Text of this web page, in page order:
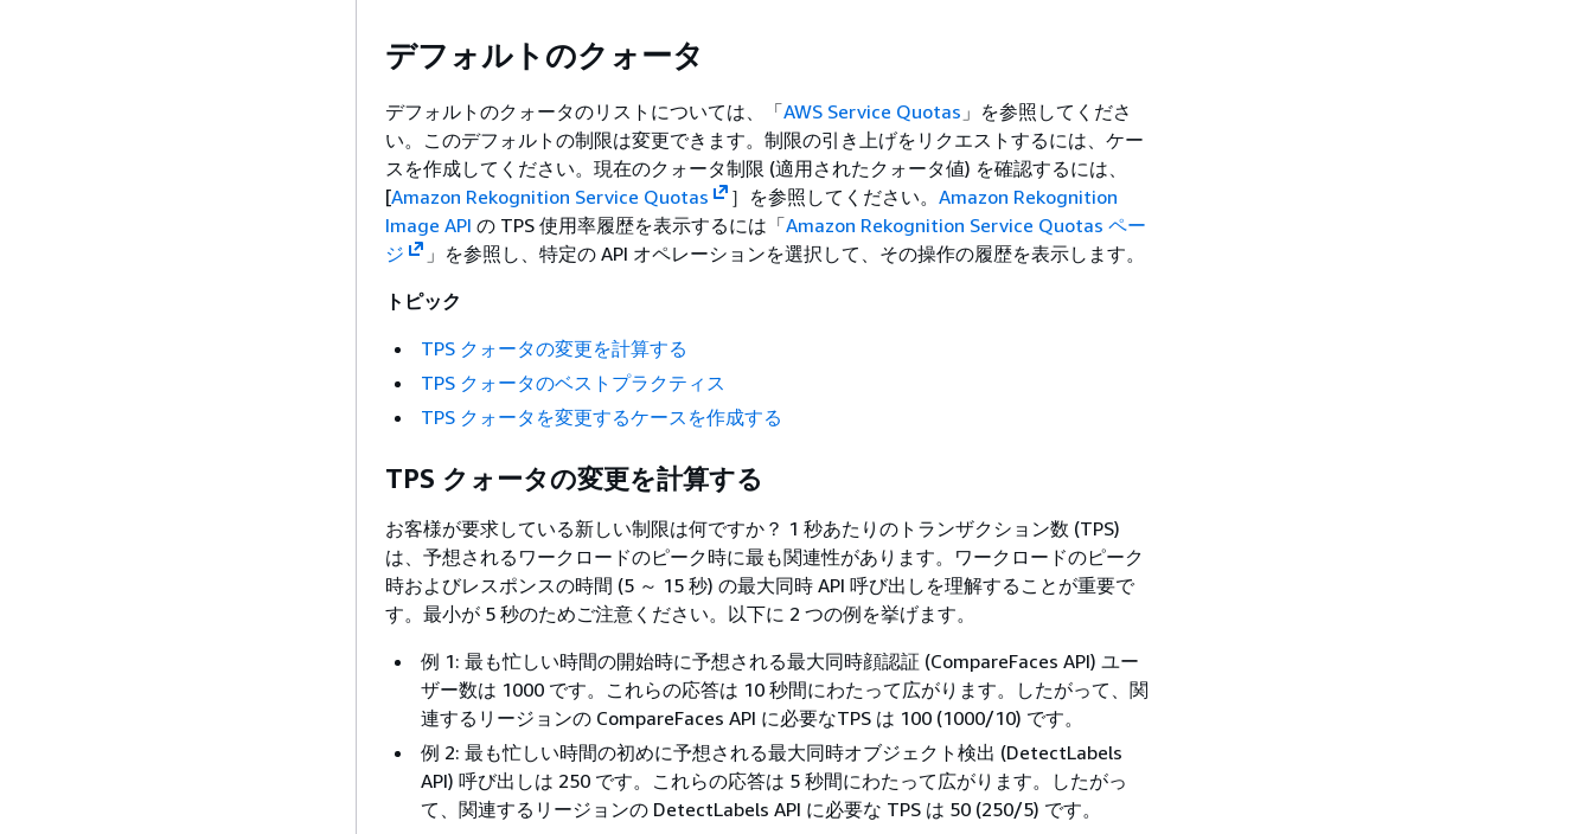
デフォルトのクォータ
デフォルトのクォータのリストについては、「AWS Service Quotas 」を参照してくださ
い。このデフォルトの制限は変更できます。制限の引き上げをリクエストするには、ケー
スを作成してください。現在のクォータ制限 (適用されたクォータ値) を確認するには、
[Amazon Rekognition Service Quotas ］を参照してください。 Amazon Rekognition
Image API の TPS 使用率履歴を表示するには「Amazon Rekognition Service Quotas ペー
ジ
」を参照し、特定の API オペレーションを選択して、その操作の履歴を表示します。
トピック
TPS クォータの変更を計算する
TPS クォータのベストプラクティス
TPS クォータを変更するケースを作成する
TPS クォータの変更を計算する
お客様が要求している新しい制限は何ですか？ 1 秒あたりのトランザクション数 (TPS)
は、予想されるワークロードのピーク時に最も関連性があります。ワークロードのピーク
時およびレスポンスの時間 (5 ～ 15 秒) の最大同時 API 呼び出しを理解することが重要で
す。最小が 5 秒のためご注意ください。以下に 2 つの例を挙げます。
例 1: 最も忙しい時間の開始時に予想される最大同時顔認証 (CompareFaces API) ユー
ザー数は 1000 です。これらの応答は 10 秒間にわたって広がります。したがって、関
連するリージョンの CompareFaces API に必要なTPS は 100 (1000/10) です。
例 2: 最も忙しい時間の初めに予想される最大同時オブジェクト検出 (DetectLabels
API) 呼び出しは 250 です。これらの応答は 5 秒間にわたって広がります。したがっ
て、関連するリージョンの DetectLabels API に必要な TPS は 50 (250/5) です。